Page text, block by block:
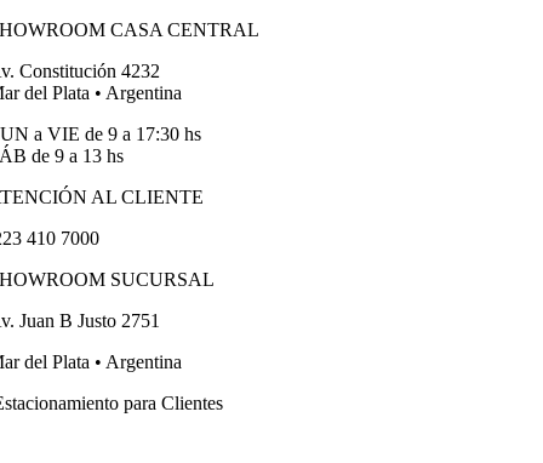
CASA CENTRAL
Constitución 4232
del Plata • Argentina
a VIE de 9 a 17:30 hs
de 9 a 13 hs
AL CLIENTE
410 7000
SUCURSAL
Juan B Justo 2751
del Plata • Argentina
para Clientes